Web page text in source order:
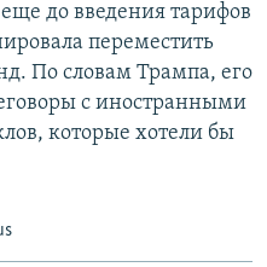
до введения тарифов
переместить
По словам Трампа, его
с иностранными
которые хотели бы